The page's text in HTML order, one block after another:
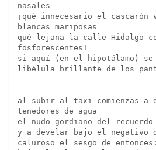
nasales
¡qué innecesario el cascarón
blancas mariposas
qué lejana la calle Hidalgo
fosforescentes!
si aquí (en el hipotálamo) se
libélula brillante de los
al subir al taxi comienzas a
tenedores de agua
el nudo gordiano del
y a develar bajo el negativo
caluroso el sesgo de entonces: